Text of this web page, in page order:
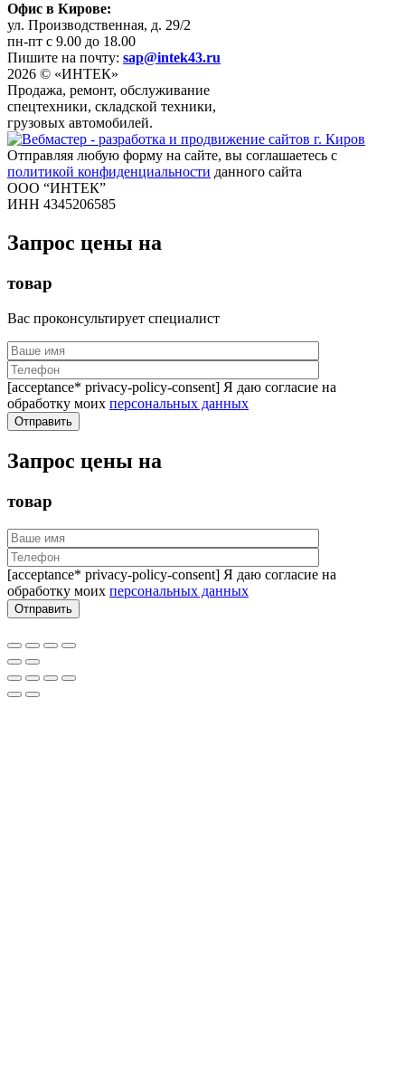
Офис в Кирове:
ул. Производственная, д. 29/2
пн-пт с 9.00 до 18.00
Пишите на почту: sap@intek43.ru
2026 © «ИНТЕК»
Продажа, ремонт, обслуживание
спецтехники, складской техники,
грузовых автомобилей.
Отправляя любую форму на сайте, вы соглашаетесь с
политикой конфиденциальности данного сайта
ООО “ИНТЕК”
ИНН 4345206585
Запрос цены на
товар
Вас проконсультирует специалист
[acceptance* privacy-policy-consent] Я даю согласие на
обработку моих персональных данных
Запрос цены на
товар
[acceptance* privacy-policy-consent] Я даю согласие на
обработку моих персональных данных